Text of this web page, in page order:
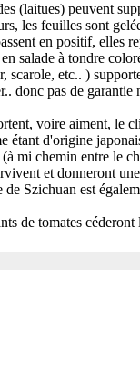
(laitues) peuvent
les feuilles sont
en positif, elles
salade à tondre
scarole, etc.. )
donc pas de garantie
voire aiment, le
étant d'origine
mi chemin entre le
et donneront
Szichuan est
de tomates